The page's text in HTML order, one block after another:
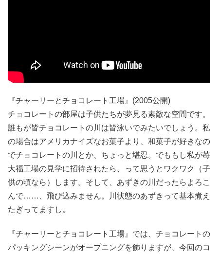
『チャーリーとチョコレート工場』(2005公開)
チョコレートの部屋は子供たちが夢見る素敵な空間です。
誰もが皆チョコレートの川は皆泳いでみたいでしょう。私
の場合はアメリカナイズなお菓子より、和菓子が好きなの
でチョコレートの川とか、ちょっと堪忍。でももし私が苺
大福工場の見学に招待されたら、って思うとワクワク（子
供の頃なら）します。そして、あずきの川だったらよろこ
んで……、飛び込みません。川状態のあずきって基本煮え
たぎってますし。
『チャーリーとチョコレート工場』では、チョコレートの
パッキングシーンがオープニングを飾りますが、今回のコ